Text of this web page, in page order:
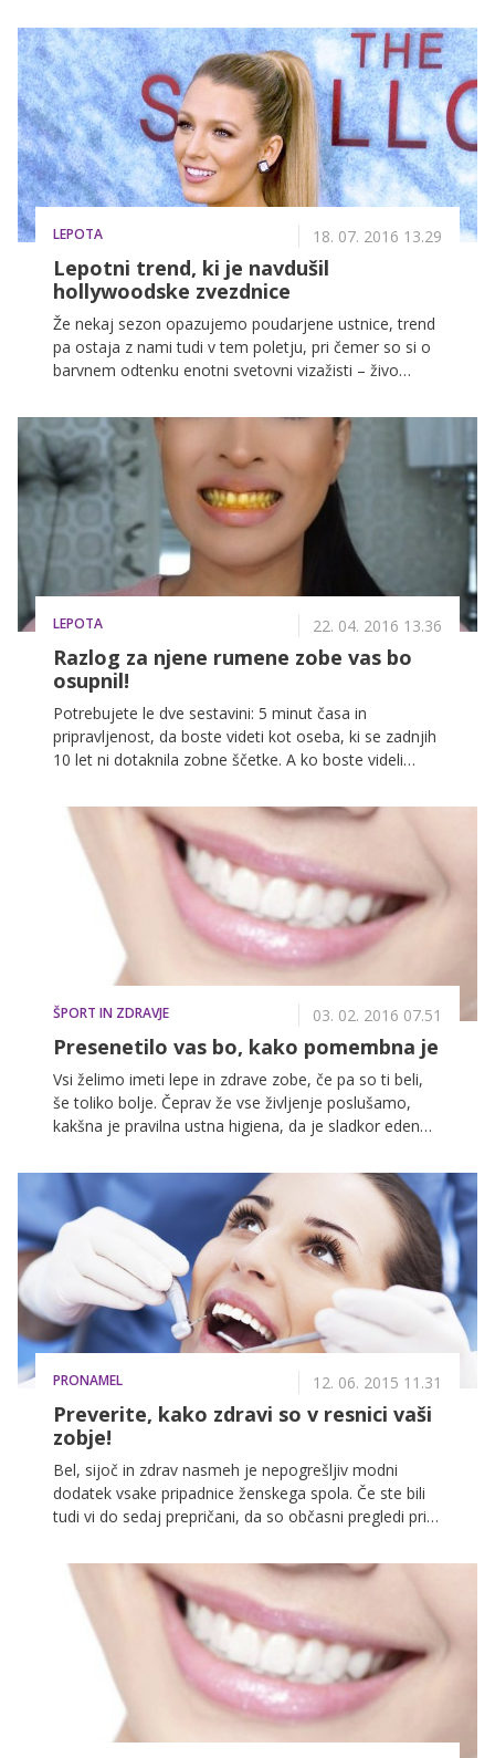
plakatov in hollywoodskih zvezdnic, ki se nam
smehljajo z naslovnic, bel nasmeh postal 'must have'
in sinonim lepote. Dejstvo je, da ni nič lepšega od
nasmeška, pri katerem v oči padejo bleščeči beli
zobje. Z njimi se počutimo bolj samozavestne, več se
smejimo in smo posledično tudi bolj privlačne.
LEPOTA 18. 07. 2016 13.29
Lepotni trend, ki je navdušil
hollywoodske zvezdnice
Že nekaj sezon opazujemo poudarjene ustnice, trend
pa ostaja z nami tudi v tem poletju, pri čemer so si o
barvnem odtenku enotni svetovni vizažisti – živo
snežno poltjo ali nasmehom!
LEPOTA 22. 04. 2016 13.36
Razlog za njene rumene zobe vas bo
osupnil!
Potrebujete le dve sestavini: 5 minut časa in
pripravljenost, da boste videti kot oseba, ki se zadnjih
10 let ni dotaknila zobne ščetke. A ko boste videli
vredno!
ŠPORT IN ZDRAVJE 03. 02. 2016 07.51
Presenetilo vas bo, kako pomembna je
Vsi želimo imeti lepe in zdrave zobe, če pa so ti beli,
še toliko bolje. Čeprav že vse življenje poslušamo,
kakšna je pravilna ustna higiena, da je sladkor eden
rednih obiskov zobozdravnika ne gre, se veliko ljudi
sooča s kariesom, občutljivostjo zob, ki jo povzročata
pijača in hrana, ter težavami z dlesnimi. Do tega pride,
ko se poruši naravni obrambni mehanizem ust, ki pa
ga lahko znova okrepite na povsem preprost način.
PRONAMEL 12. 06. 2015 11.31
Preverite, kako zdravi so v resnici vaši
zobje!
Bel, sijoč in zdrav nasmeh je nepogrešljiv modni
dodatek vsake pripadnice ženskega spola. Če ste bili
tudi vi do sedaj prepričani, da so občasni pregledi pri
ohranjanje njihovega zdravja in da ne počnete
ničesar, s čimer jih ogrožate, ste se močno zmotili. Po
presenetljivi resnici o tem, kako sadje, zelenjava,
gazirane pijače in marsikatera druga živila povzročajo
kislinsko erozijo zob, vam sedaj razkrivamo, v
kakšnem stanju so v resnici vaši zobje!